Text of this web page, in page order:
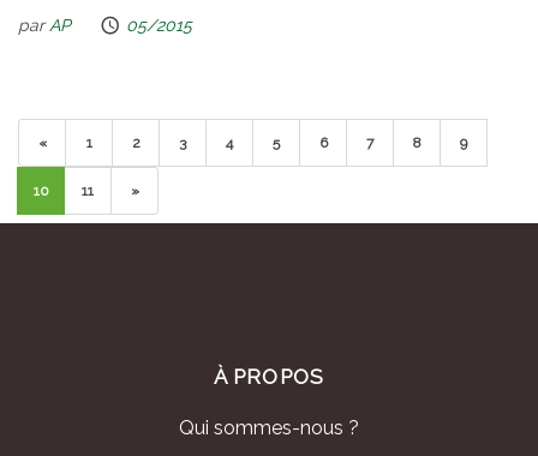
parAP 05/2015
« 1 2 3 4 5 6 7 8 9
10 11 »
À PROPOS
Qui sommes-nous ?